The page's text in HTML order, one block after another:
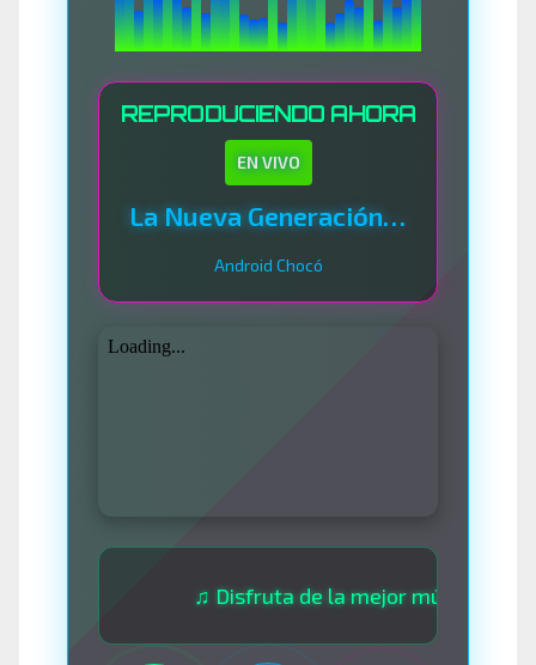
REPRODUCIENDO AHORA
EN VIVO
La Nueva Generación Del Sistema
Android Chocó
♫ Disfruta de la mejor música las 24